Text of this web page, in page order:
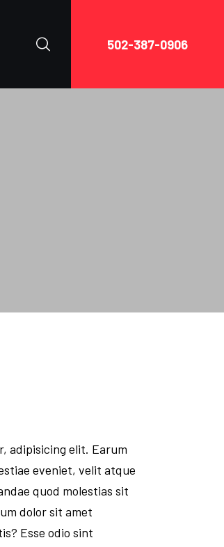
502-387-0906
adipisicing elit. Earum
eveniet, velit atque
quod molestias sit
dolor sit amet
Esse odio sint